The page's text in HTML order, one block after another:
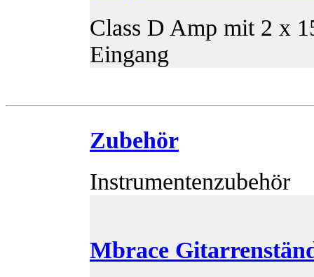
Class D Amp mit 2 x
Eingang
Zubehör
Instrumentenzubehör
Mbrace